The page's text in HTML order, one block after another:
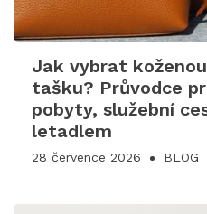
Jak vybrat
tašku? Průvodce
pobyty, služební
letadlem
28 července 2026 BLOG